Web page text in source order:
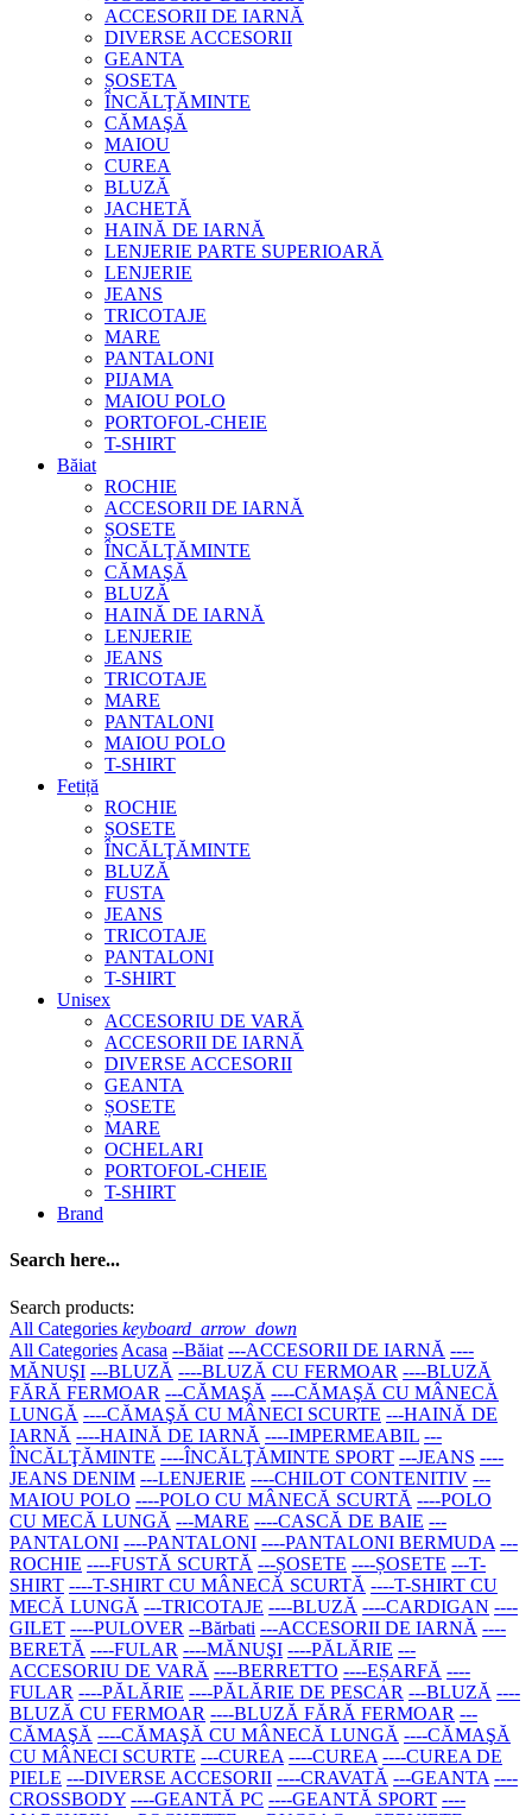
ACCESORII DE IARNĂ
DIVERSE ACCESORII
GEANTA
ȘOSETA
ÎNCĂLŢĂMINTE
CĂMAŞĂ
MAIOU
CUREA
BLUZĂ
JACHETĂ
HAINĂ DE IARNĂ
LENJERIE PARTE SUPERIOARĂ
LENJERIE
JEANS
TRICOTAJE
MARE
PANTALONI
PIJAMA
MAIOU POLO
PORTOFOL-CHEIE
T-SHIRT
Băiat
ROCHIE
ACCESORII DE IARNĂ
ȘOSETE
ÎNCĂLŢĂMINTE
CĂMAŞĂ
BLUZĂ
HAINĂ DE IARNĂ
LENJERIE
JEANS
TRICOTAJE
MARE
PANTALONI
MAIOU POLO
T-SHIRT
Fetiță
ROCHIE
ȘOSETE
ÎNCĂLŢĂMINTE
BLUZĂ
FUSTA
JEANS
TRICOTAJE
PANTALONI
T-SHIRT
Unisex
ACCESORIU DE VARĂ
ACCESORII DE IARNĂ
DIVERSE ACCESORII
GEANTA
ȘOSETE
MARE
OCHELARI
PORTOFOL-CHEIE
T-SHIRT
Brand
Search here...
Search products:
All Categories keyboard_arrow_down
All Categories Acasa --Băiat ---ACCESORII DE IARNĂ ----
MĂNUŞI ---BLUZĂ ----BLUZĂ CU FERMOAR ----BLUZĂ
FĂRĂ FERMOAR ---CĂMAŞĂ ----CĂMAŞĂ CU MÂNECĂ
LUNGĂ ----CĂMAŞĂ CU MÂNECI SCURTE ---HAINĂ DE
IARNĂ ----HAINĂ DE IARNĂ ----IMPERMEABIL ---
ÎNCĂLŢĂMINTE ----ÎNCĂLŢĂMINTE SPORT ---JEANS ----
JEANS DENIM ---LENJERIE ----CHILOT CONTENITIV ---
MAIOU POLO ----POLO CU MÂNECĂ SCURTĂ ----POLO
CU MECĂ LUNGĂ ---MARE ----CASCĂ DE BAIE ---
PANTALONI ----PANTALONI ----PANTALONI BERMUDA ---
ROCHIE ----FUSTĂ SCURTĂ ---ȘOSETE ----ȘOSETE ---T-
SHIRT ----T-SHIRT CU MÂNECĂ SCURTĂ ----T-SHIRT CU
MECĂ LUNGĂ ---TRICOTAJE ----BLUZĂ ----CARDIGAN ----
GILET ----PULOVER --Bărbati ---ACCESORII DE IARNĂ ----
BERETĂ ----FULAR ----MĂNUŞI ----PĂLĂRIE ---
ACCESORIU DE VARĂ ----BERRETTO ----EȘARFĂ ----
FULAR ----PĂLĂRIE ----PĂLĂRIE DE PESCAR ---BLUZĂ ----
BLUZĂ CU FERMOAR ----BLUZĂ FĂRĂ FERMOAR ---
CĂMAŞĂ ----CĂMAŞĂ CU MÂNECĂ LUNGĂ ----CĂMAŞĂ
CU MÂNECI SCURTE ---CUREA ----CUREA ----CUREA DE
PIELE ---DIVERSE ACCESORII ----CRAVATĂ ---GEANTA ----
CROSSBODY ----GEANTĂ PC ----GEANTĂ SPORT ----